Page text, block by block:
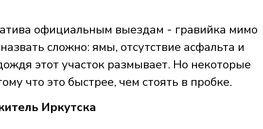
официальным выездам - гравийка мимо
сложно: ямы, отсутствие асфальта и
этот участок размывает. Но некоторые
что это быстрее, чем стоять в пробке.
Иркутска